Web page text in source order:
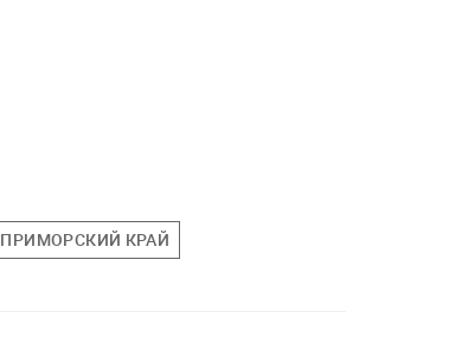
ПРИМОРСКИЙ КРАЙ